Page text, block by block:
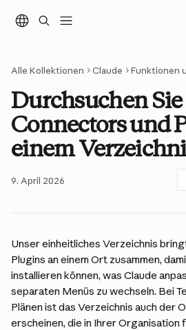
Alle Kollektionen Claude Funktionen
Durchsuchen
Connectors und
einem
9. April 2026
Unser einheitliches Verzeichnis
Plugins an einem Ort zusammen,
installieren können, was Claude
separaten Menüs zu wechseln. Bei
Plänen ist das Verzeichnis auch der
erscheinen, die in Ihrer Organisation